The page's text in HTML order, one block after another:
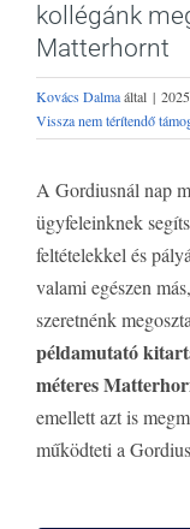
kollégánk
Matterhornt
Kovács Dalmaáltal |
Vissza nem térítendő
A Gordiusnál nap
ügyfeleinknek
feltételekkel és
valami egészen
szeretnénk
példamutató
méteres
emellett azt is
működteti a